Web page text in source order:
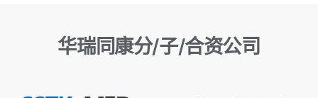
华瑞同康分/子/合资公司